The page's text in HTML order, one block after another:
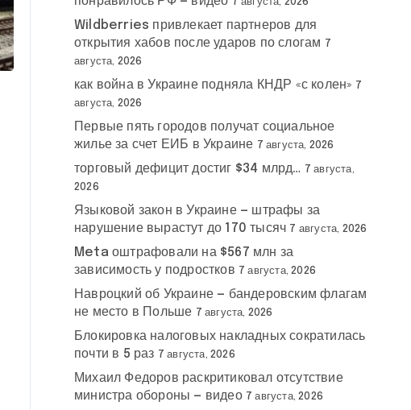
Wildberries привлекает партнеров для
открытия хабов после ударов по слогам 7
августа, 2026
как война в Украине подняла КНДР «с колен» 7
августа, 2026
Первые пять городов получат социальное
жилье за счет ЕИБ в Украине 7 августа, 2026
торговый дефицит достиг $34 млрд… 7 августа,
2026
Языковой закон в Украине — штрафы за
нарушение вырастут до 170 тысяч 7 августа, 2026
Meta оштрафовали на $567 млн за
зависимость у подростков 7 августа, 2026
Навроцкий об Украине — бандеровским флагам
не место в Польше 7 августа, 2026
Блокировка налоговых накладных сократилась
почти в 5 раз 7 августа, 2026
Михаил Федоров раскритиковал отсутствие
министра обороны — видео 7 августа, 2026